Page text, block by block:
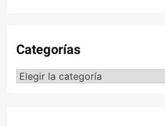
Categorías
Categorías